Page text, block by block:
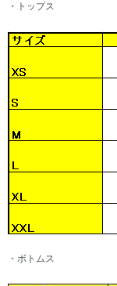
・トップス
・ボトムス